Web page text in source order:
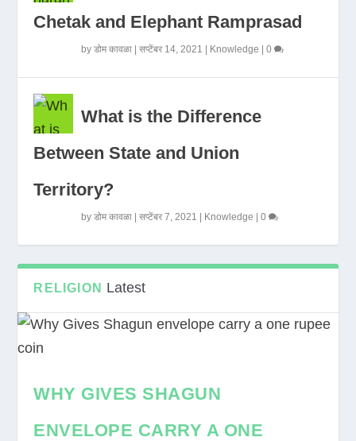
Chetak and Elephant Ramprasad
byडोम कावळा |सप्टेंबर 14, 2021 Knowledge |0
What is the Difference
Between State and Union
Territory?
byडोम कावळा |सप्टेंबर 7, 2021 Knowledge |0
RELIGION Latest
WHY GIVES SHAGUN
ENVELOPE CARRY A ONE